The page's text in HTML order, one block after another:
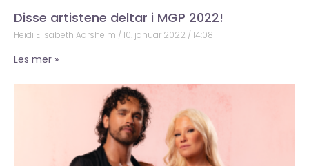
Disse artistene deltar i MGP 2022!
Heidi Elisabeth Aarsheim 10. januar 2022 14:08
Les mer »